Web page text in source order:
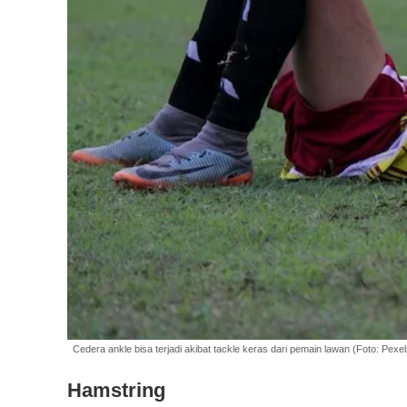
Cedera ankle bisa terjadi akibat tackle keras dari pemain lawan (Foto:
Hamstring